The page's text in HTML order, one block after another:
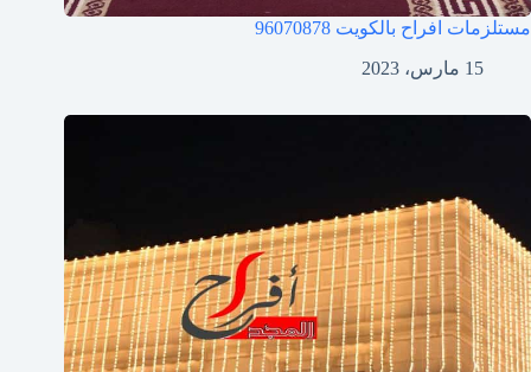
مستلزمات افراح بالكويت 96070878
15 مارس، 2023